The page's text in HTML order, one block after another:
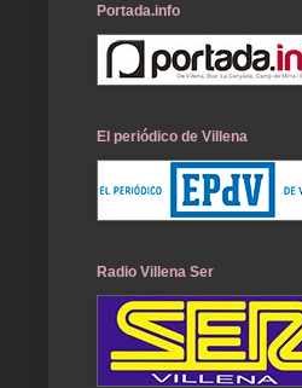
Portada.info
El periódico de Villena
Radio Villena Ser